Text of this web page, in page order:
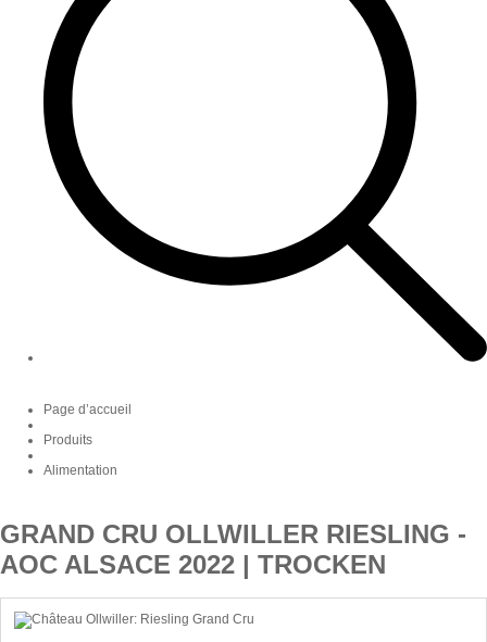
Page d’accueil
Produits
Alimentation
GRAND CRU OLLWILLER RIESLING -
AOC ALSACE 2022 | TROCKEN